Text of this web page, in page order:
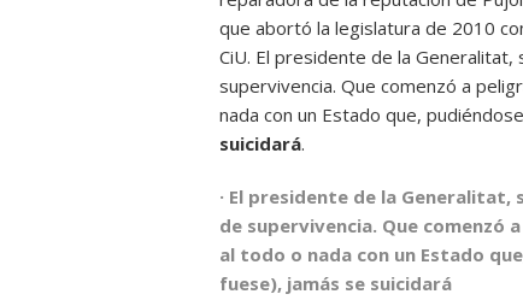
que abortó la legislatura de 2010
CiU. El presidente de la
supervivencia. Que comenzó a
nada con un Estado que,
suicidará.
· El presidente de la
de supervivencia. Que comenzó
al todo o nada con un Estado
fuese), jamás se suicidará